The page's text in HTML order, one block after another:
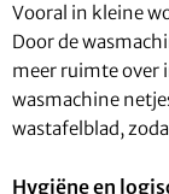
Vooral in kleine
Door de
meer ruimte over
wasmachine
wastafelblad,
Hygiëne en